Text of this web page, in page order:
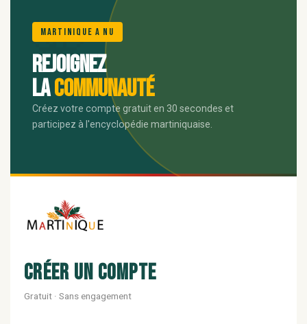
🌺
Martinique A Nu
Rejoignez
lacommunauté
Créez votre compte gratuit en 30 secondes et
participez à l'encyclopédie martiniquaise.
Créer un compte
Gratuit · Sans engagement